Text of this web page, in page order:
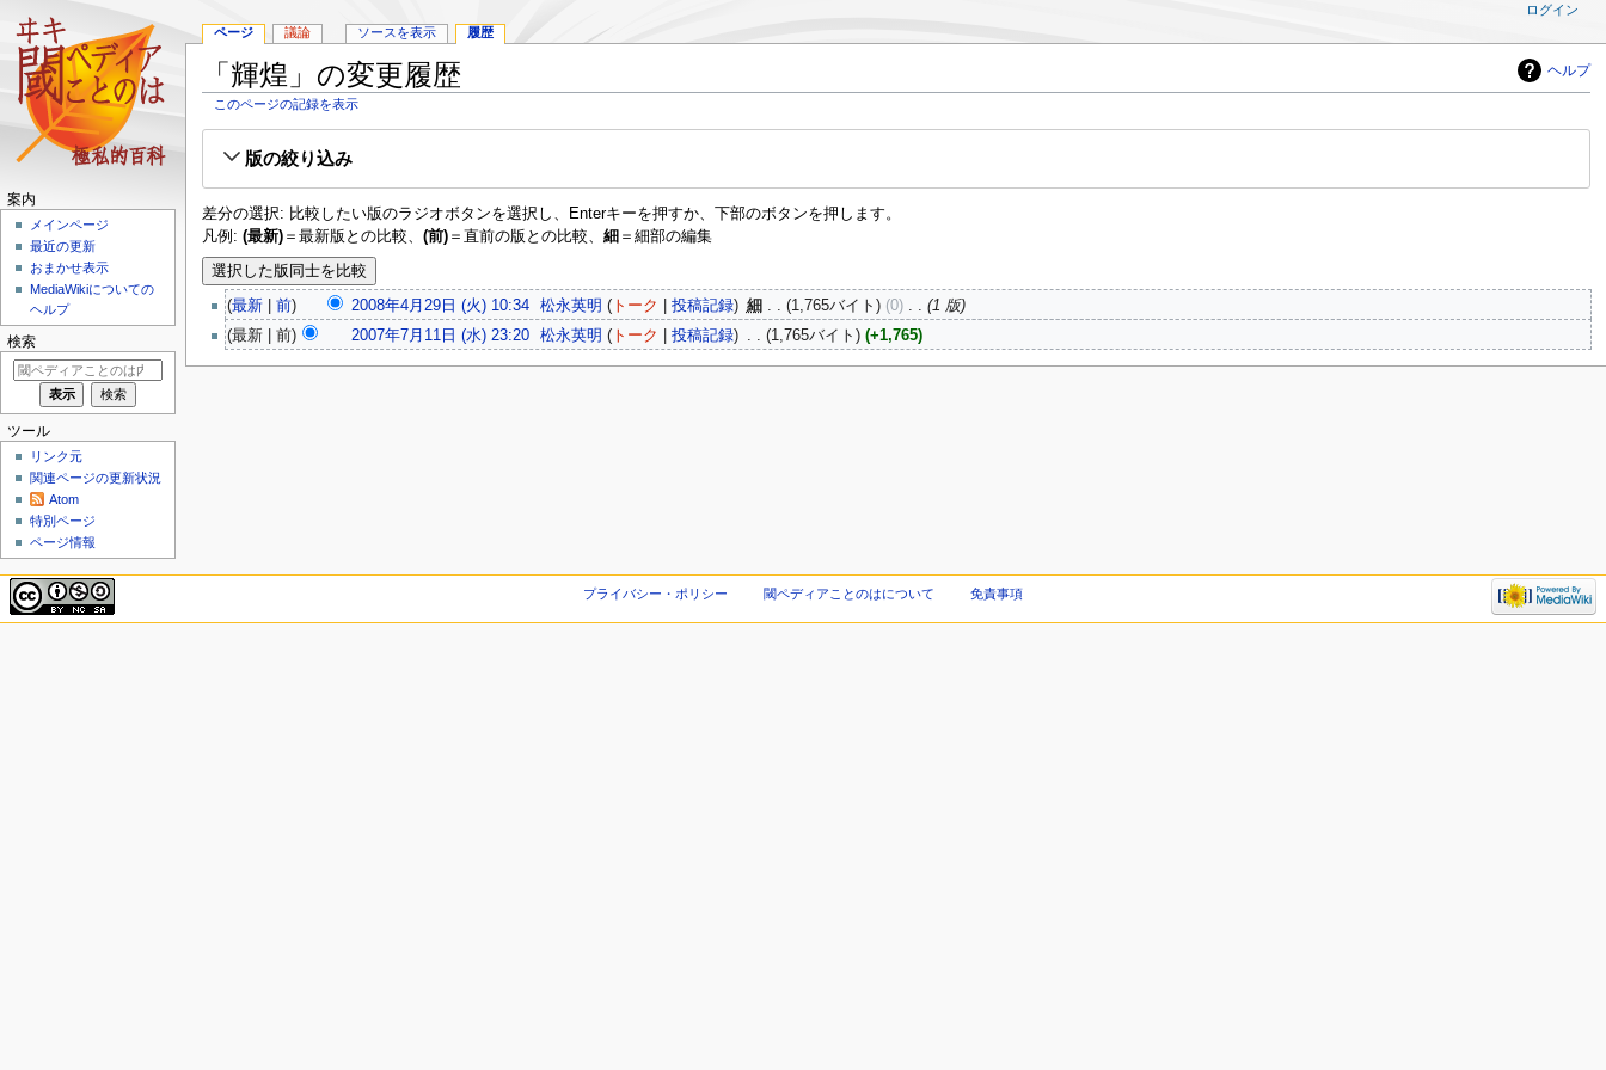
ヘルプ
「輝煌」の変更履歴
このページの記録を表示
ゲ
ー
シ
ン
動
に
移
動
版の絞り込み
差分の選択: 比較したい版のラジオボタンを選択し、Enterキーを押すか、下部のボタンを押します。
凡例: (最新)＝最新版との比較、 (前)＝直前の版との比較、 細 ＝細部の編集
最新 前 2008年4月29日 (火) 10:34‎ 松永英明 トーク 投稿記録 細 1,765バイト 0 ‎
1 版
最新
前 2007年7月11日 (水) 23:20‎ 松永英明 トーク 投稿記録 1,765バイト +1,765
ページ 議論 ソースを表示 履歴
ログイン
案内
メインページ
最近の更新
おまかせ表示
MediaWikiについての
ヘルプ
検索
ツール
リンク元
関連ページの更新状況
Atom
特別ページ
ページ情報
プライバシー・ポリシー 閾ペディアことのはについて 免責事項